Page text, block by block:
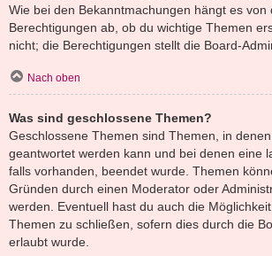
Wie bei den Bekanntmachungen hängt es von
Berechtigungen ab, ob du wichtige Themen
nicht; die Berechtigungen stellt die Board-
Nach oben
Was sind geschlossene Themen?
Geschlossene Themen sind Themen, in
geantwortet werden kann und bei denen eine
falls vorhanden, beendet wurde. Themen
Gründen durch einen Moderator oder
werden. Eventuell hast du auch die
Themen zu schließen, sofern dies durch die
erlaubt wurde.